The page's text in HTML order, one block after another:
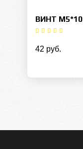
ВИНТ M5*10
42 руб.